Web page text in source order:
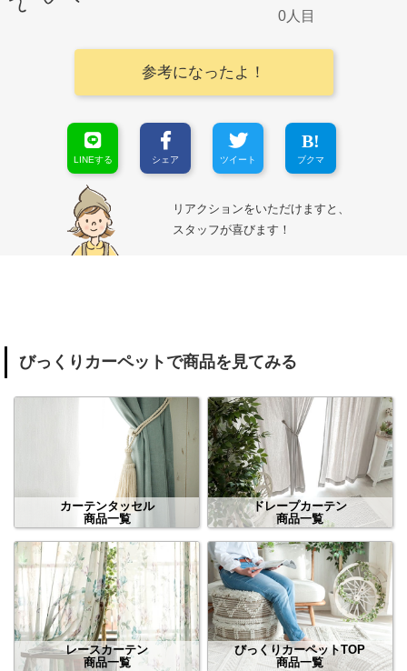
参考になったよ！
0
LINEする シェア ツイート ブクマ
リアクションをいただけますと、
スタッフが喜びます！
びっくりカーペットで商品を見てみる
カーテンタッセル
商品一覧
ドレープカーテン
商品一覧
レースカーテン
商品一覧
びっくりカーペットTOP
商品一覧